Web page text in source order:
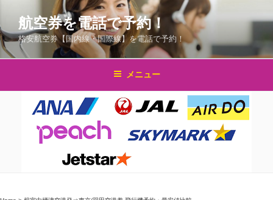
テ
ン
ス
航空券を電話で予約！
格安航空券【国内線・国際線】を電話で予約！
メニュー